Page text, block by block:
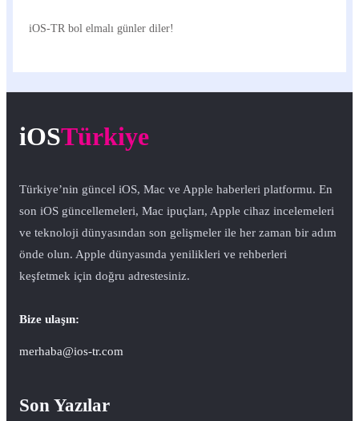
iOS-TR bol elmalı günler diler!
iOSTürkiye
Türkiye’nin güncel iOS, Mac ve Apple haberleri platformu. En
son iOS güncellemeleri, Mac ipuçları, Apple cihaz incelemeleri
ve teknoloji dünyasından son gelişmeler ile her zaman bir adım
önde olun. Apple dünyasında yenilikleri ve rehberleri
keşfetmek için doğru adrestesiniz.
Bize ulaşın:
merhaba@ios-tr.com
Son Yazılar